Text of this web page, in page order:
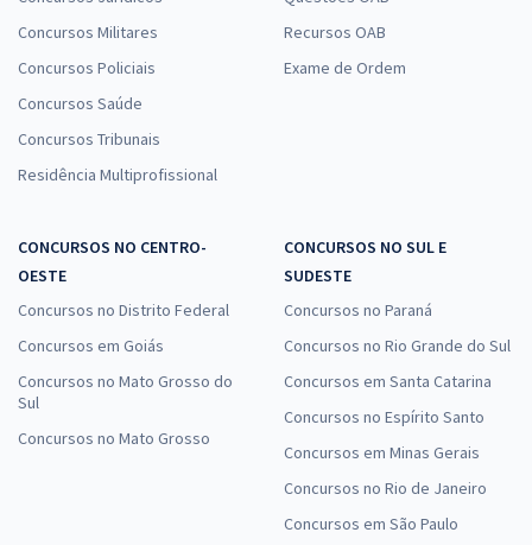
Concursos Militares
Concursos Policiais
Concursos Saúde
Concursos Tribunais
Residência Multiprofissional
Recursos OAB
Exame de Ordem
CONCURSOS NO CENTRO-
OESTE
Concursos no Distrito Federal
Concursos em Goiás
Concursos no Mato Grosso do
Sul
Concursos no Mato Grosso
CONCURSOS NO SUL E
SUDESTE
Concursos no Paraná
Concursos no Rio Grande do Sul
Concursos em Santa Catarina
Concursos no Espírito Santo
Concursos em Minas Gerais
Concursos no Rio de Janeiro
Concursos em São Paulo